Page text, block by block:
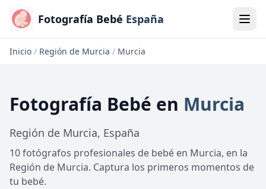
Fotografía Bebé España
Inicio / Región de Murcia / Murcia
Fotografía Bebé en Murcia
Región de Murcia, España
10 fotógrafos profesionales de bebé en Murcia, en la
Región de Murcia. Captura los primeros momentos de
tu bebé.